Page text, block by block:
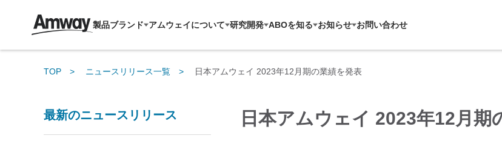
製品ブランド アムウェイについて 研究開発 ABOを知る お知らせ お問い合わせ
TOP ニュースリリース一覧 日本アムウェイ 2023年12月期の業績を発表
日本アムウェイ 2023年12月期
最新のニュースリリース